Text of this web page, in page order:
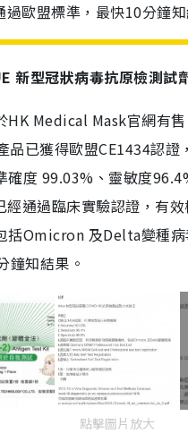
過歐盟標準，最快10分鐘知
新型冠狀病毒抗原檢測試
HK Medical Mask官網有
品已獲得歐盟CE1434認證
確度 99.03%、靈敏度
經通過臨床實驗認證，有
括Omicron 及Delta變種
鐘知結果。
點擊圖片放大